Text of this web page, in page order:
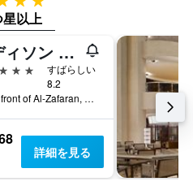
以上
ラディソン ブル ホテル & リゾート ソハール
すばらしい
8.2
Beachfront of Al-Zafaran, スハール, オマーン
詳細を見る